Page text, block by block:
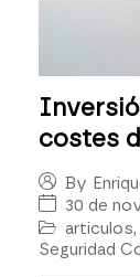
costes
By
30 de
articulos,
Seguridad